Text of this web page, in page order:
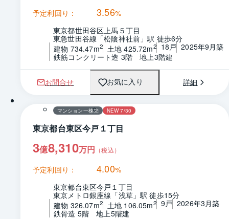
予定利回り： 3.56%
東京都世田谷区上馬５丁目
東急世田谷線「松陰神社前」駅 徒歩6分
建物 734.47m2 土地 425.72m2 18戸 2025年9月築
鉄筋コンクリート造 3階　地上3階建
お問合せ お気に入り 詳細
マンション一棟売 NEW 7/30
東京都台東区今戸１丁目
3億8,310万円 （税込）
予定利回り： 4.00%
東京都台東区今戸１丁目
東京メトロ銀座線「浅草」駅 徒歩15分
建物 326.07m2 土地 106.05m2 9戸 2026年3月築
鉄骨造 5階　地上5階建